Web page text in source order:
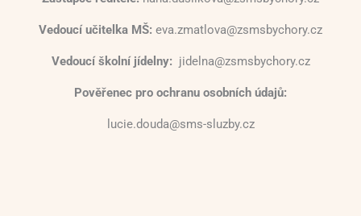
Vedoucí učitelka MŠ: eva.zmatlova@zsmsbychory.cz
Vedoucí školní jídelny: jidelna@zsmsbychory.cz
Pověřenec pro ochranu osobních údajů:
lucie.douda@sms-sluzby.cz